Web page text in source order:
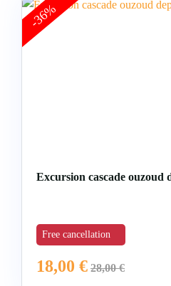
-36%
Excursion cascade ouzoud
Free cancellation
18,00 € 28,00€